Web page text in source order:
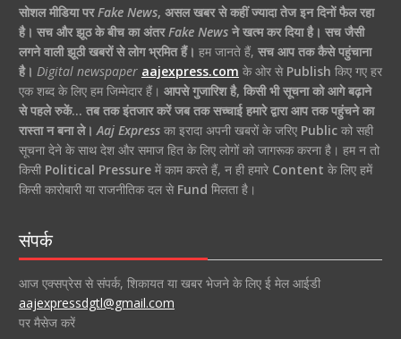
सोशल मीडिया परFake News, असल खबर से कहीं ज्यादा तेज इन दिनों फैल रहा
है। सच और झूठ के बीच का अंतरFake Newsने खत्म कर दिया है। सच जैसी
लगने वाली झूठी खबरों से लोग भ्रमित हैं। हम जानते हैं, सच आप तक कैसे पहुंचाना
है। Digital newspaper aajexpress.com के ओर से Publish किए गए हर
एक शब्द के लिए हम जिम्मेदार हैं। आपसे गुजारिश है, किसी भी सूचना को आगे बढ़ाने
से पहले रुकें… तब तक इंतजार करें जब तक सच्चाई हमारे द्वारा आप तक पहुंचने का
रास्ता न बना ले। Aaj Expressका इरादा अपनी खबरों के जरिए Publicको सही
सूचना देने के साथ देश और समाज हित के लिए लोगों को जागरूक करना है। हम न तो
किसी Political Pressureमें काम करते हैं, न ही हमारे Content के लिए हमें
किसी कारोबारी या राजनीतिक दल से Fund मिलता है।
संपर्क
आज एक्सप्रेस से संपर्क, शिकायत या खबर भेजने के लिए ई मेल आईडी
aajexpressdgtl@gmail.com
पर मैसेज करें